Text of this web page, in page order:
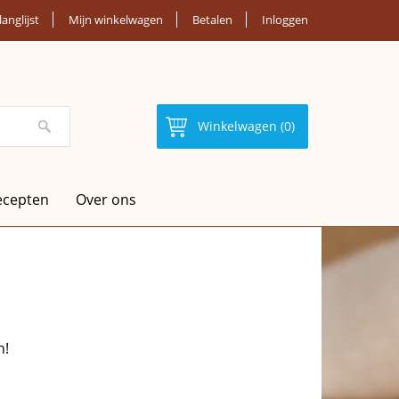
Mijn winkelwagen Betalen Inloggen
Winkelwagen (0)
Over ons